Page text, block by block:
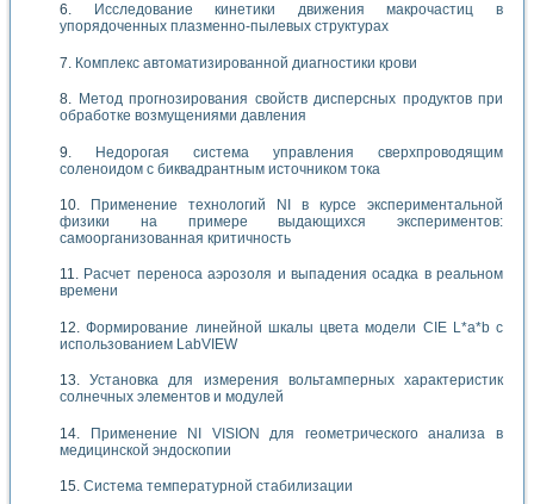
Исследование кинетики движения макрочастиц в
упорядоченных плазменно-пылевых структурах
Комплекс автоматизированной диагностики крови
Метод прогнозирования свойств дисперсных продуктов при
обработке возмущениями давления
Недорогая система управления сверхпроводящим
соленоидом с биквадрантным источником тока
Применение технологий NI в курсе экспериментальной
физики на примере выдающихся экспериментов:
самоорганизованная критичность
Расчет переноса аэрозоля и выпадения осадка в реальном
времени
Формирование линейной шкалы цвета модели CIE L*a*b с
использованием LabVIEW
Установка для измерения вольтамперных характеристик
солнечных элементов и модулей
Применение NI VISION для геометрического анализа в
медицинской эндоскопии
Система температурной стабилизации